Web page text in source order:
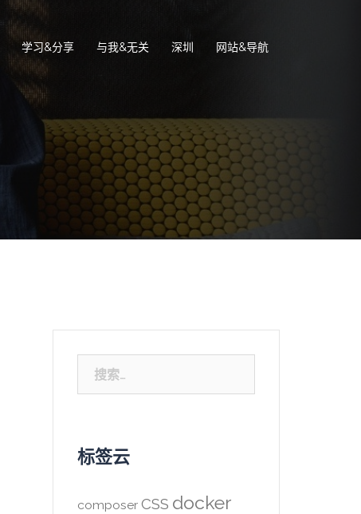
学习&分享 与我&无关 深圳 网站&导航
索：
标签云
composer CSS docker